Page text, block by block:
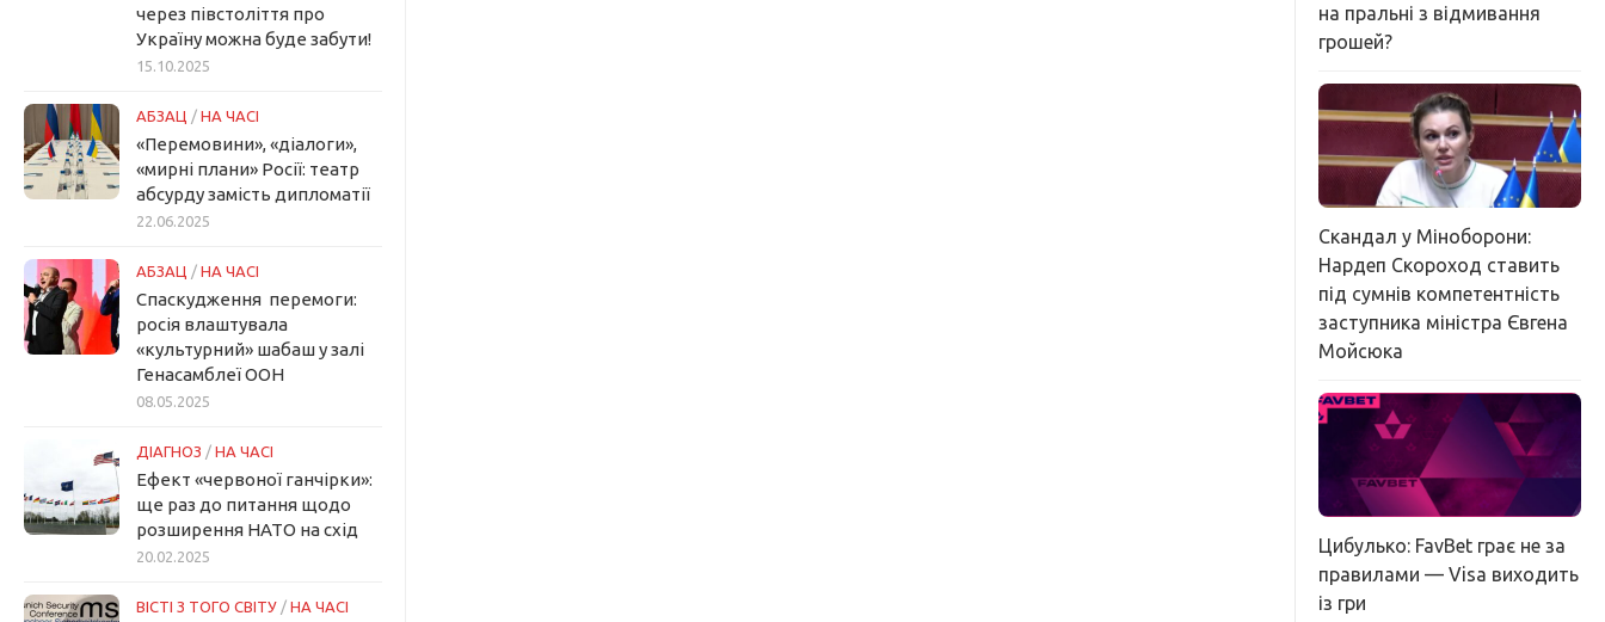
через півстоліття про
Україну можна буде забути!
15.10.2025
АБЗАЦ / НА ЧАСІ
«Перемовини», «діалоги»,
«мирні плани» Росії: театр
абсурду замість дипломатії
22.06.2025
АБЗАЦ / НА ЧАСІ
Спаскудження перемоги:
росія влаштувала
«культурний» шабаш у залі
Генасамблеї ООН
08.05.2025
ДІАГНОЗ / НА ЧАСІ
Ефект «червоної ганчірки»:
ще раз до питання щодо
розширення НАТО на схід
20.02.2025
ВІСТІ З ТОГО СВІТУ / НА ЧАСІ
на пральні з відмивання
грошей?
Скандал у Міноборони:
Нардеп Скороход ставить
під сумнів компетентність
заступника міністра Євгена
Мойсюка
Цибулько: FavBet грає не за
правилами — Visa виходить
із гри